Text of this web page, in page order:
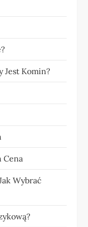
Jest Komin?
Cena
Wybrać